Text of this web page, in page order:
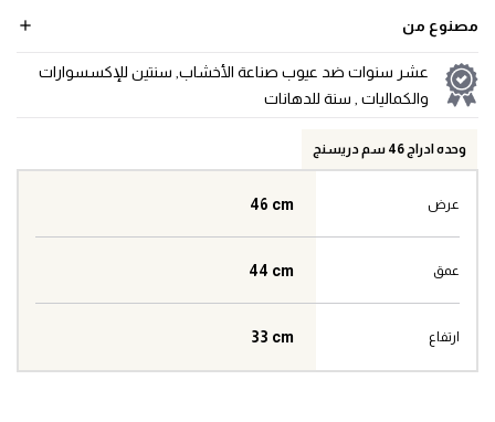
مصنوع من
عشر سنوات ضد عيوب صناعة الأخشاب, سنتين للإكسسوارات
والكماليات , سنة للدهانات
وحده ادراج 46 سم دريسنج
عرض 46 cm
عمق 44 cm
ارتفاع 33 cm